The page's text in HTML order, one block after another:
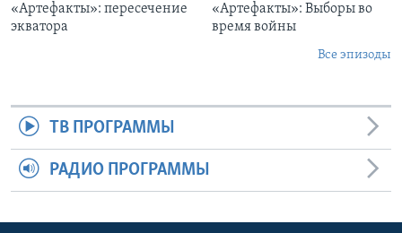
«Артефакты»: пересечение
экватора
«Артефакты»: Выборы во
время войны
Все эпизоды
ТВ ПРОГРАММЫ
РАДИО ПРОГРАММЫ